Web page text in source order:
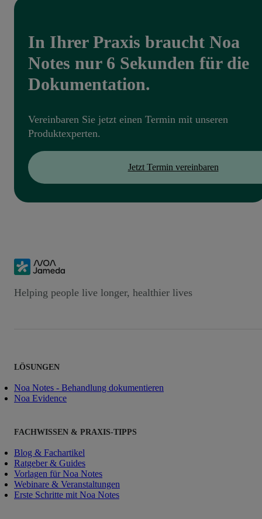
In Ihrer Praxis braucht Noa
Notes nur 6 Sekunden für die
Dokumentation.
Vereinbaren Sie jetzt einen Termin mit unseren
Produktexperten.
Jetzt Termin vereinbaren
Helping people live longer, healthier lives
LÖSUNGEN
Noa Notes - Behandlung dokumentieren
Noa Evidence
FACHWISSEN & PRAXIS-TIPPS
Blog & Fachartikel
Ratgeber & Guides
Vorlagen für Noa Notes
Webinare & Veranstaltungen
Erste Schritte mit Noa Notes